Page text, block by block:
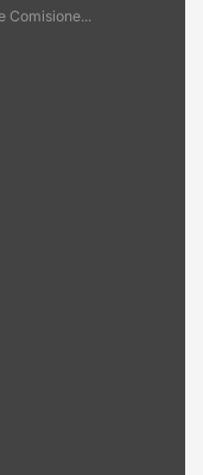
Comisione...